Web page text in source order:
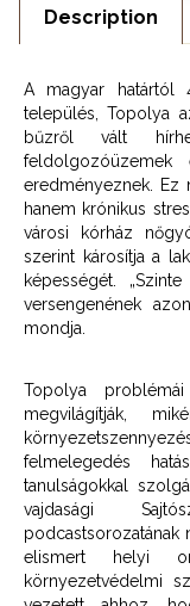
Description
A magyar határtól
település, Topolya
bűzről vált
eredményeznek. Ez
hanem krónikus
városi kórház
szerint károsítja a
képességét.
versengenének
mondja.
Topolya
megvilágítják,
felmelegedés
tanulságokkal
vajdasági
elismert helyi
környezetvédelmi